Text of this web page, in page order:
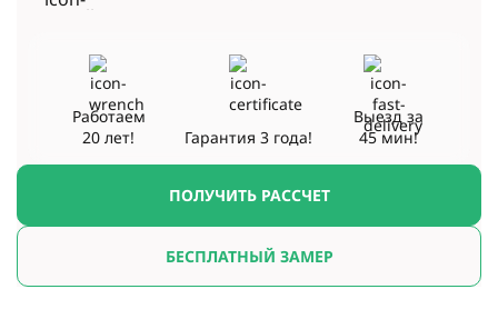
ПОЛУЧИТЬ РАССЧЕТ
БЕСПЛАТНЫЙ ЗАМЕР
Работаем
20 лет!
Гарантия3 года!
Выезд за
45 мин!